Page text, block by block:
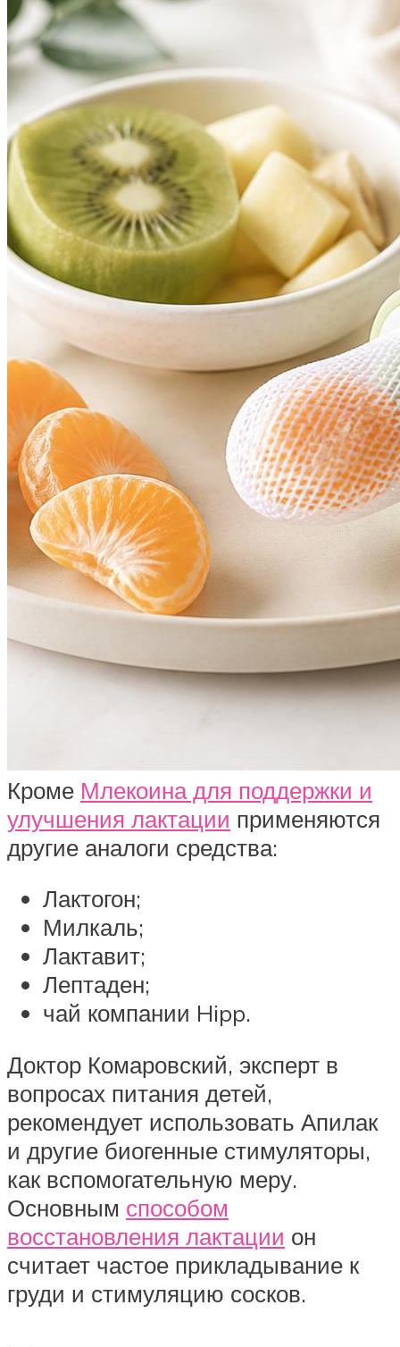
Кроме Млекоина для поддержки и
улучшения лактации применяются
другие аналоги средства:
Лактогон;
Милкаль;
Лактавит;
Лептаден;
чай компании Hipp.
Доктор Комаровский, эксперт в
вопросах питания детей,
рекомендует использовать Апилак
и другие биогенные стимуляторы,
как вспомогательную меру.
Основным способом
восстановления лактации он
считает частое прикладывание к
груди и стимуляцию сосков.